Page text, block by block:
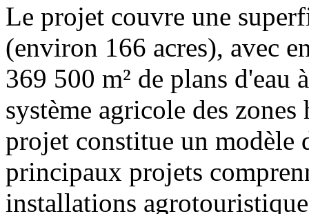
Le projet couvre une
(environ 166 acres), avec
369 500 m² de plans d'eau
système agricole des
projet constitue un modèle
principaux projets
installations